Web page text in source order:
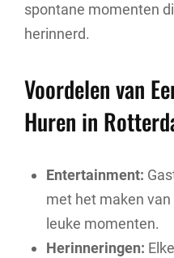
spontane momenten
herinnerd.
Voordelen van
Huren in
Entertainment:
met het maken van
leuke momenten.
Herinneringen: